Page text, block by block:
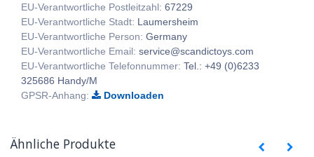
EU-Verantwortliche Postleitzahl: 67229
EU-Verantwortliche Stadt: Laumersheim
EU-Verantwortliche Person: Germany
EU-Verantwortliche Email: service@scandictoys.com
EU-Verantwortliche Telefonnummer: Tel.: +49 (0)6233
325686 Handy/M
GPSR-Anhang:
Downloaden
Ähnliche Produkte